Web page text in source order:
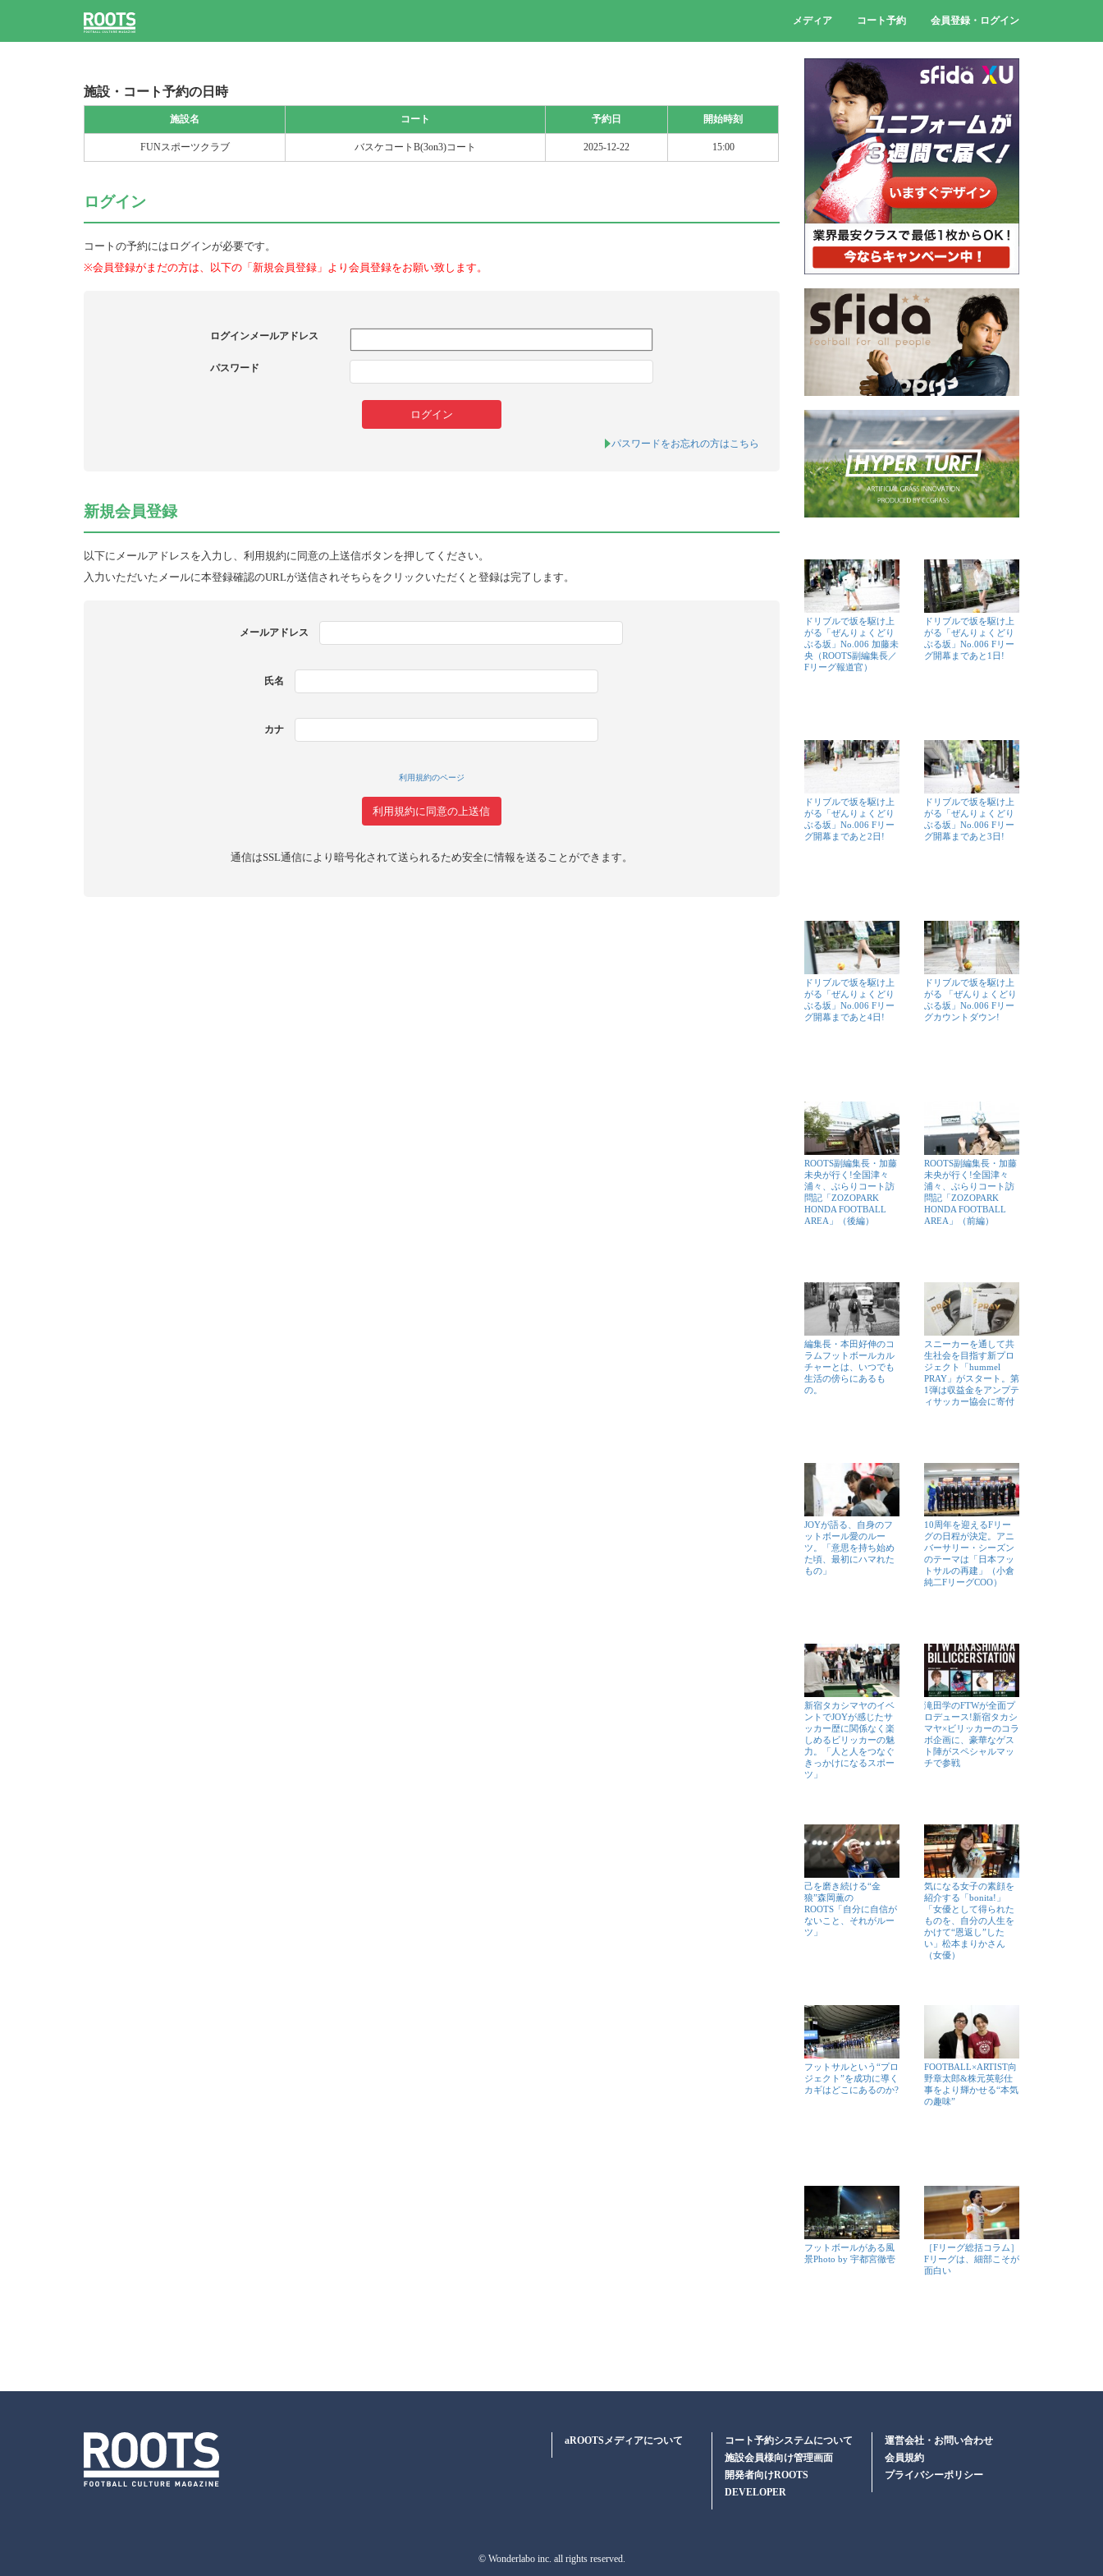
メディア コート予約 会員登録・ログイン
施設・コート予約の日時
施設名 コート 予約日 開始時刻
FUNスポーツクラブ バスケコートB(3on3)コート 2025-12-22 15:00
ログイン
コートの予約にはログインが必要です。
※会員登録がまだの方は、以下の「新規会員登録」より会員登録をお願い致します。
ログインメールアドレス
パスワード
パスワードをお忘れの方はこちら
新規会員登録
以下にメールアドレスを入力し、利用規約に同意の上送信ボタンを押してください。
入力いただいたメールに本登録確認のURLが送信されそちらをクリックいただくと登録は完了します。
メールアドレス
氏名
カナ
利用規約のページ
通信はSSL通信により暗号化されて送られるため安全に情報を送ることができます。
ドリブルで坂を駆け上
がる「ぜんりょくどり
ぶる坂」No.006 加藤未
央（ROOTS副編集長／
Fリーグ報道官）
ドリブルで坂を駆け上
がる「ぜんりょくどり
ぶる坂」No.006 Fリー
グ開幕まであと1日!
ドリブルで坂を駆け上
がる「ぜんりょくどり
ぶる坂」No.006 Fリー
グ開幕まであと2日!
ドリブルで坂を駆け上
がる「ぜんりょくどり
ぶる坂」No.006 Fリー
グ開幕まであと3日!
ドリブルで坂を駆け上
がる「ぜんりょくどり
ぶる坂」No.006 Fリー
グ開幕まであと4日!
ドリブルで坂を駆け上
がる 「ぜんりょくどり
ぶる坂」No.006 Fリー
グカウントダウン!
ROOTS副編集長・加藤
未央が行く!全国津々
浦々、ぶらりコート訪
問記「ZOZOPARK
HONDA FOOTBALL
AREA」（後編）
ROOTS副編集長・加藤
未央が行く!全国津々
浦々、ぶらりコート訪
問記「ZOZOPARK
HONDA FOOTBALL
AREA」（前編）
編集長・本田好伸のコ
ラムフットボールカル
チャーとは、いつでも
生活の傍らにあるも
の。
スニーカーを通して共
生社会を目指す新プロ
ジェクト「hummel
PRAY」がスタート。第
1弾は収益金をアンプテ
ィサッカー協会に寄付
JOYが語る、自身のフ
ットボール愛のルー
ツ。「意思を持ち始め
た頃、最初にハマれた
もの」
10周年を迎えるFリー
グの日程が決定。アニ
バーサリー・シーズン
のテーマは「日本フッ
トサルの再建」（小倉
純二FリーグCOO）
新宿タカシマヤのイベ
ントでJOYが感じたサ
ッカー歴に関係なく楽
しめるビリッカーの魅
力。「人と人をつなぐ
きっかけになるスポー
ツ」
滝田学のFTWが全面プ
ロデュース!新宿タカシ
マヤ×ビリッカーのコラ
ボ企画に、豪華なゲス
ト陣がスペシャルマッ
チで参戦
己を磨き続ける“金
狼”森岡薫の
ROOTS「自分に自信が
ないこと、それがルー
ツ」
気になる女子の素顔を
紹介する「bonita!」
「女優として得られた
ものを、自分の人生を
かけて“恩返し”した
い」松本まりかさん
（女優）
フットサルという“プロ
ジェクト”を成功に導く
カギはどこにあるのか?
FOOTBALL×ARTIST向
野章太郎&株元英彰仕
事をより輝かせる“本気
の趣味”
フットボールがある風
景Photo by 宇都宮徹壱
［Fリーグ総括コラム］
Fリーグは、細部こそが
面白い
aROOTSメディアについて
コート予約システムについて
施設会員様向け管理画面
開発者向けROOTS
DEVELOPER
運営会社・お問い合わせ
会員規約
プライバシーポリシー
© Wonderlabo inc. all rights reserved.